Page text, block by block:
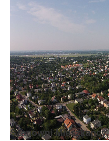
Szanowni Mieszkańcy,